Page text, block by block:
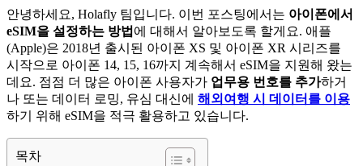
안녕하세요, Holafly 팀입니다. 이번 포스팅에서는 아이폰에서
eSIM을 설정하는 방법 에 대해서 알아보도록 할게요. 애플
(Apple)은 2018년 출시된 아이폰 XS 및 아이폰 XR 시리즈를
시작으로 아이폰 14, 15, 16까지 계속해서 eSIM을 지원해 왔는
데요. 점점 더 많은 아이폰 사용자가 업무용 번호를 추가하거
나 또는 데이터 로밍, 유심 대신에 해외여행 시 데이터를 이용
하기 위해 eSIM을 적극 활용하고 있습니다.
목차